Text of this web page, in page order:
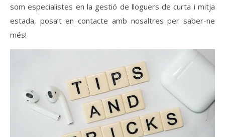
som especialistes en la gestió de lloguers de curta i mitja
estada, posa’t en contacte amb nosaltres per saber-ne
més!